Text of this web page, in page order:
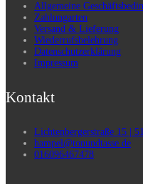
Allgemeine
Zahlungarten
Versand & Lieferung
Wiederrufsbelehrung
Datenschutzerklärung
Impressum
Kontakt
Lichtenbergerstraße 15 |
hampel@tonundtasse.de
016096467478